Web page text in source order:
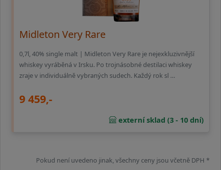
Midleton Very Rare
0,7l, 40% single malt | Midleton Very Rare je nejexkluzivnější
whiskey vyráběná v Irsku. Po trojnásobné destilaci whiskey
zraje v individuálně vybraných sudech. Každý rok sl …
9 459,-
externí sklad (3 - 10 dní)
Pokud není uvedeno jinak, všechny ceny jsou včetně DPH *